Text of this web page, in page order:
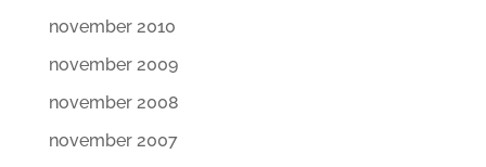
november 2010
november 2009
november 2008
november 2007